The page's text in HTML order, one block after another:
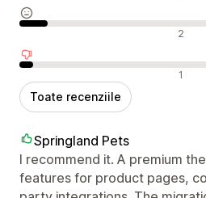
Recenzii neutre 2
Recenzii negative 1
Toate recenziile
Springland Pets
I recommend it. A premium
features for product pages,